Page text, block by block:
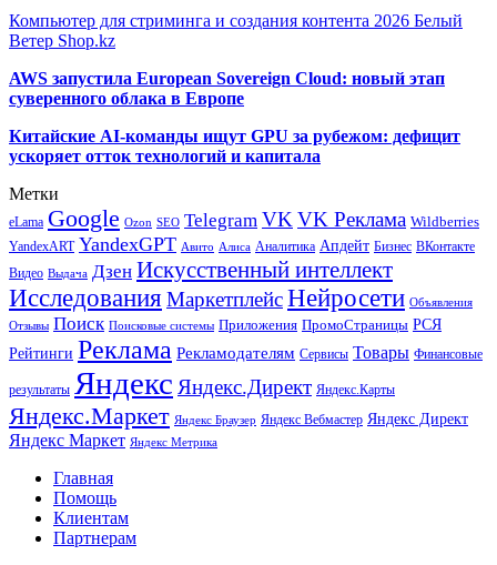
Компьютер для стриминга и создания контента 2026 Белый
Ветер Shop.kz
AWS запустила European Sovereign Cloud: новый этап
суверенного облака в Европе
Китайские AI-команды ищут GPU за рубежом: дефицит
ускоряет отток технологий и капитала
Метки
eLama Google Ozon SEO Telegram VKVK Реклама Wildberries
YandexART YandexGPT Авито Алиса Аналитика Апдейт Бизнес ВКонтакте
Видео Выдача Дзен Искусственный интеллект
Исследования МаркетплейсНейросети Объявления
Отзывы Поиск Поисковые системы Приложения ПромоСтраницы РСЯ
Рейтинги Реклама Рекламодателям Сервисы Товары Финансовые
результаты Яндекс Яндекс.Директ Яндекс.Карты
Яндекс.Маркет Яндекс Браузер Яндекс Вебмастер Яндекс Директ
Яндекс Маркет Яндекс Метрика
Главная
Помощь
Клиентам
Партнерам